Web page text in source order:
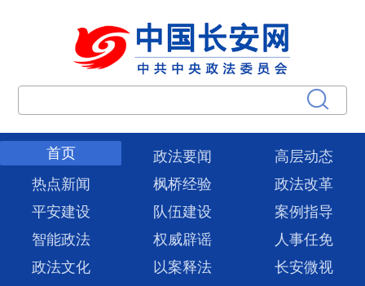
首页 政法要闻
高层动态
热点新闻
枫桥经验
政法改革
平安建设
队伍建设
案例指导
智能政法
权威辟谣
人事任免
政法文化
以案释法
长安微视